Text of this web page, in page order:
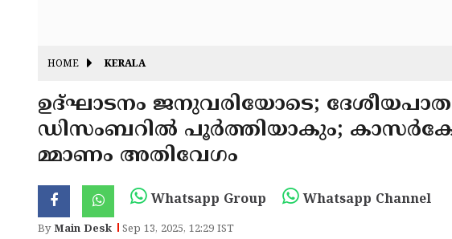
HOME KERALA
ഉദ്ഘാടനം ജനുവരിയോടെ;
ഡിസംബറിൽ പൂർത്തിയാകും;
മ്മാണം അതിവേഗം
Whatsapp Group Whatsapp Channel
ByMain Desk Sep 13, 2025, 12:29 IST